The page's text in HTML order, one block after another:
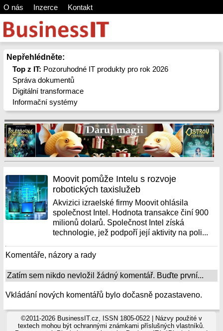
O nás Inzerce Kontakt
Nepřehlédněte:
Top z IT: Pozoruhodné IT produkty pro rok 2026
Správa dokumentů
Digitální transformace
Informační systémy
Moovit pomůže Intelu s rozvoje
robotických taxislužeb
Akvizici izraelské firmy Moovit ohlásila
společnost Intel. Hodnota transakce činí 900
milionů dolarů. Společnost Intel získá
technologie, jež podpoří její aktivity na poli...
Komentáře, názory a rady
Zatím sem nikdo nevložil žádný komentář. Buďte první...
Vkládání nových komentářů bylo dočasně pozastaveno.
©2011-2026 BusinessIT.cz, ISSN 1805-0522 | Názvy použité v
textech mohou být ochrannými známkami příslušných vlastníků.